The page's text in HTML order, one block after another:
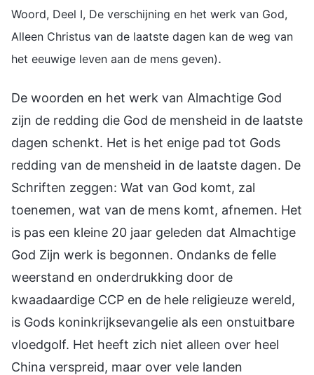
Woord, Deel I, De verschijning en het werk van God,
Alleen Christus van de laatste dagen kan de weg van
het eeuwige leven aan de mens geven).
De woorden en het werk van Almachtige God
zijn de redding die God de mensheid in de laatste
dagen schenkt. Het is het enige pad tot Gods
redding van de mensheid in de laatste dagen. De
Schriften zeggen: Wat van God komt, zal
toenemen, wat van de mens komt, afnemen. Het
is pas een kleine 20 jaar geleden dat Almachtige
God Zijn werk is begonnen. Ondanks de felle
weerstand en onderdrukking door de
kwaadaardige CCP en de hele religieuze wereld,
is Gods koninkrijksevangelie als een onstuitbare
vloedgolf. Het heeft zich niet alleen over heel
China verspreid, maar over vele landen